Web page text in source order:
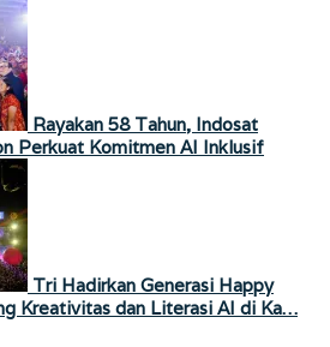
Rayakan 58 Tahun, Indosat
Perkuat Komitmen AI Inklusif
Tri Hadirkan Generasi Happy
Kreativitas dan Literasi AI di Ka…